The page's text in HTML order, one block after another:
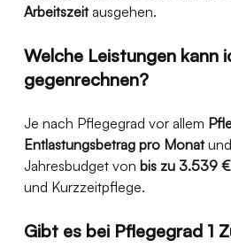
Arbeitszeit ausgehen.
Welche Leistungen kann
gegenrechnen?
Je nach Pflegegrad vor allem
Entlastungsbetrag pro Monat und
Jahresbudget von bis zu 3.539 €
und Kurzzeitpflege.
Gibt es bei Pflegegrad 1